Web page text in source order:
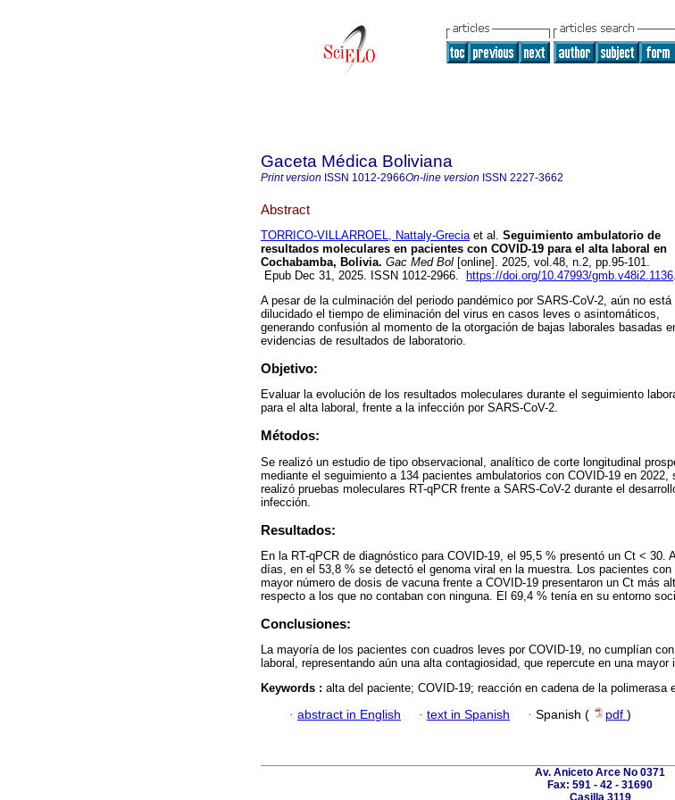
Gaceta Médica Boliviana
Print version ISSN 1012-2966On-line version ISSN 2227-3662
Abstract
TORRICO-VILLARROEL, Nattaly-Greciaet al. Seguimiento ambulatorio de
resultados moleculares en pacientes con COVID-19 para el alta laboral en
Cochabamba, Bolivia. Gac Med Bol [online]. 2025, vol.48, n.2, pp.95-101.
Epub Dec 31, 2025. ISSN 1012-2966.
https://doi.org/10.47993/gmb.v48i2.1136.
A pesar de la culminación del periodo pandémico por SARS-CoV-2, aún no está
dilucidado el tiempo de eliminación del virus en casos leves o asintomáticos,
generando confusión al momento de la otorgación de bajas laborales basadas
evidencias de resultados de laboratorio.
Objetivo:
Evaluar la evolución de los resultados moleculares durante el seguimiento
para el alta laboral, frente a la infección por SARS-CoV-2.
Métodos:
Se realizó un estudio de tipo observacional, analítico de corte longitudinal
mediante el seguimiento a 134 pacientes ambulatorios con COVID-19 en 2022,
realizó pruebas moleculares RT-qPCR frente a SARS-CoV-2 durante el
infección.
Resultados:
En la RT-qPCR de diagnóstico para COVID-19, el 95,5 % presentó un Ct < 30.
días, en el 53,8 % se detectó el genoma viral en la muestra. Los pacientes con
mayor número de dosis de vacuna frente a COVID-19 presentaron un Ct más
respecto a los que no contaban con ninguna. El 69,4 % tenía en su entorno
Conclusiones:
La mayoría de los pacientes con cuadros leves por COVID-19, no cumplían
laboral, representando aún una alta contagiosidad, que repercute en una mayor
Keywords : alta del paciente; COVID-19; reacción en cadena de la polimerasa
· abstract in English · text in Spanish · Spanish ( pdf )
Av. Aniceto Arce No 0371
Fax: 591 - 42 - 31690